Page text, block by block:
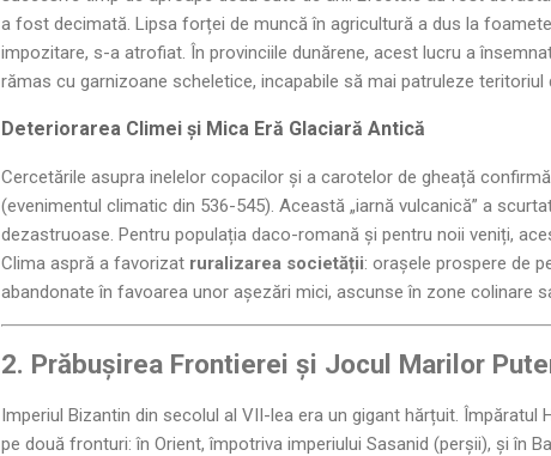
a fost decimată. Lipsa forței de muncă în agricultură a dus la
impozitare, s-a atrofiat. În provinciile dunărene, acest lucru a
rămas cu garnizoane scheletice, incapabile să mai patruleze teritoriul
Deteriorarea Climei și Mica Eră Glaciară Antică
Cercetările asupra inelelor copacilor și a carotelor de gheață
(evenimentul climatic din 536-545). Această „iarnă vulcanică” a
dezastruoase. Pentru populația daco-romană și pentru noii veniți,
Clima aspră a favorizat ruralizarea societății: orașele prospere de
abandonate în favoarea unor așezări mici, ascunse în zone colinare
2. Prăbușirea Frontierei și Jocul Marilor
Imperiul Bizantin din secolul al VII-lea era un gigant hărțuit.
pe două fronturi: în Orient, împotriva imperiului Sasanid (perșii), și în